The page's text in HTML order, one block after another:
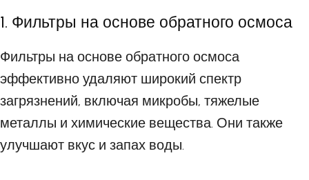
1. Фильтры на основе обратного осмоса
Фильтры на основе обратного осмоса
эффективно удаляют широкий спектр
загрязнений, включая микробы, тяжелые
металлы и химические вещества. Они также
улучшают вкус и запах воды.